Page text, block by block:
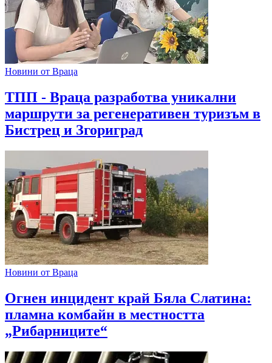
Новини от Враца
ТПП - Враца разработва уникални
маршрути за регенеративен туризъм в
Бистрец и Згориград
Новини от Враца
Огнен инцидент край Бяла Слатина:
пламна комбайн в местността
„Рибарниците“